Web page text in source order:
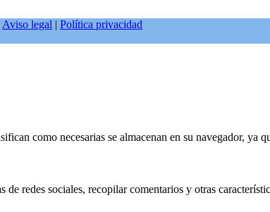
Aviso legal | Política privacidad
como necesarias se almacenan en su navegador, ya
redes sociales, recopilar comentarios y otras